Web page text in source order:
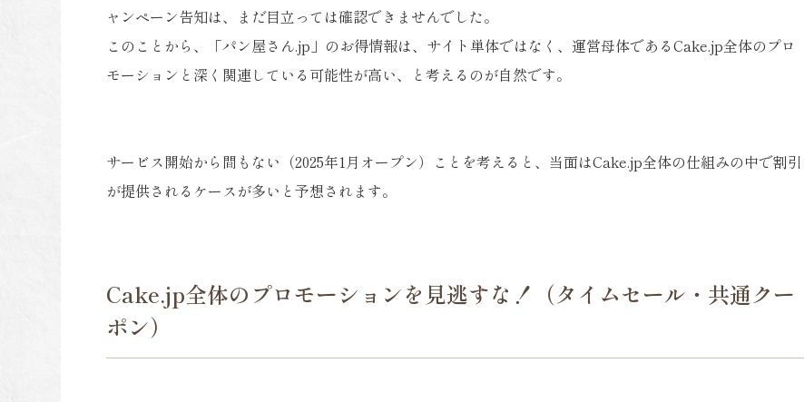
ャンペーン告知は、まだ目立っては確認できませんでした。
このことから、「パン屋さん.jp」のお得情報は、サイト単体ではなく、運営母体であるCake.jp全体のプロ
モーションと深く関連している可能性が高い、と考えるのが自然です。
サービス開始から間もない（2025年1月オープン）ことを考えると、当面はCake.jp全体の仕組みの中で割引
が提供されるケースが多いと予想されます。
Cake.jp全体のプロモーションを見逃すな！（タイムセール・共通クー
ポン）